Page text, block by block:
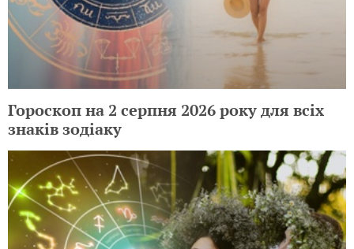
Гороскоп на 2 серпня 2026 року для всіх
знаків зодіаку